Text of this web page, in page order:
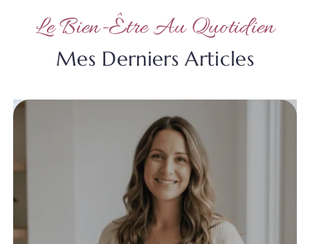
Le Bien-Être Au Quotidien
Mes Derniers Articles